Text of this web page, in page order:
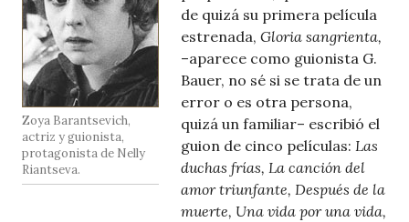
Zoya Barantsevich,
actriz y guionista,
protagonista de Nelly
Riantseva.
de quizá su primera película
estrenada, Gloria sangrienta,
–aparece como guionista G.
Bauer, no sé si se trata de un
error o es otra persona,
quizá un familiar– escribió el
guion de cinco películas: Las
duchas frías, La canción del
amor triunfante, Después de la
muerte, Una vida por una vida,